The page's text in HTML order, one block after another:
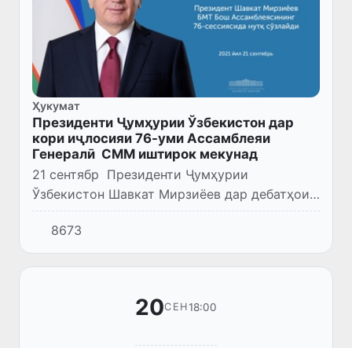
Ҳукумат
Президенти Ҷумҳурии Ўзбекистон дар
кори иҷлосияи 76-уми Ассамблеяи
Генералӣ СММ иштирок мекунад
21 сентябр Президенти Ҷумҳурии
Ўзбекистон Шавкат Мирзиёев дар дебатҳои
умумисиёсии дараҷаи олӣ дар иҷлосияи 76-
уми Ассамблеяи Генералии Созмони Милали
Муттаҳид бо видеомуроҷиат ну...
8673
20СЕН18:00